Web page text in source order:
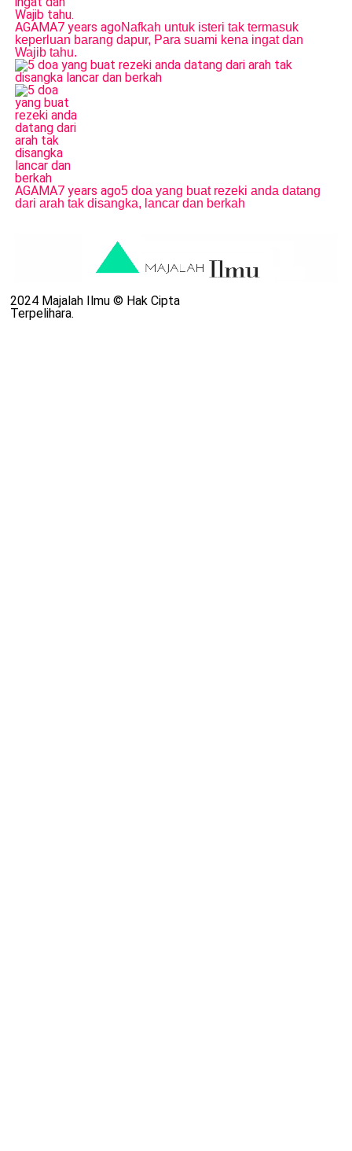
AGAMA7 years agoNafkah untuk isteri tak termasuk
keperluan barang dapur, Para suami kena ingat dan
Wajib tahu.
AGAMA7 years ago5 doa yang buat rezeki anda datang
dari arah tak disangka, lancar dan berkah
2024 Majalah Ilmu © Hak Cipta
Terpelihara.